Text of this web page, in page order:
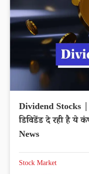
Dividend Stocks
डिविडेंड दे रही है ये
News
Stock Market